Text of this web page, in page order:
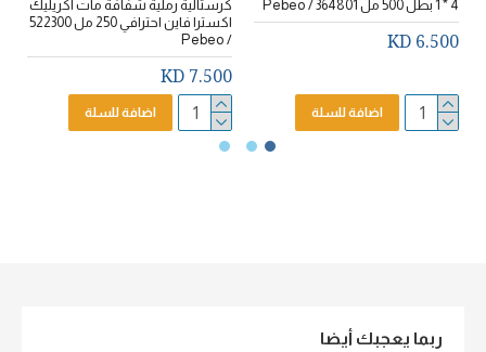
4 * 1 بطل 500 مل 364801 / Pebeo
6.500 KD
اضافة للسلة
كرستالية رملية شفافة مات اكريليك
اكسترا فاين احترافي 250 مل 522300
/ Pebeo
7.500 KD
اضافة للسلة
ربما يعجبك أيضا